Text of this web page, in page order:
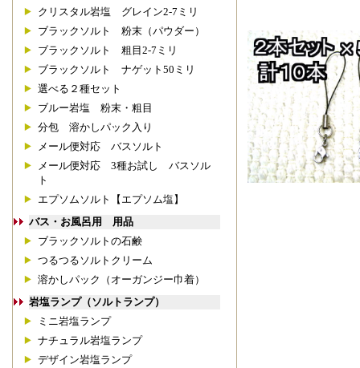
クリスタル岩塩 グレイン2-7ミリ
ブラックソルト 粉末（パウダー）
ブラックソルト 粗目2-7ミリ
ブラックソルト ナゲット50ミリ
選べる２種セット
ブルー岩塩 粉末・粗目
分包 溶かしパック入り
メール便対応 バスソルト
メール便対応 3種お試し バスソル
ト
エプソムソルト【エプソム塩】
バス・お風呂用 用品
ブラックソルトの石鹸
つるつるソルトクリーム
溶かしパック（オーガンジー巾着）
岩塩ランプ（ソルトランプ）
ミニ岩塩ランプ
ナチュラル岩塩ランプ
デザイン岩塩ランプ